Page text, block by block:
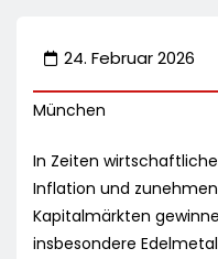
24. Februar 2026
München
In Zeiten
Inflation und
Kapitalmärkten
insbesondere